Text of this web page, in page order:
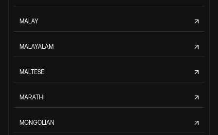
MALAY
MALAYALAM
MALTESE
MARATHI
MONGOLIAN